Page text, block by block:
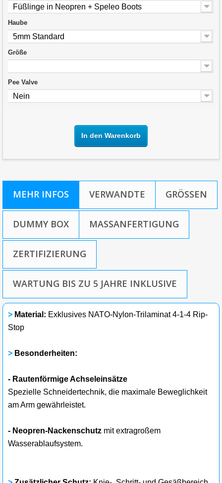
Füßlinge in Neopren + Speleo Boots
Haube
5mm Standard
Größe
Pee Valve
Nein
In den Warenkorb
MEHR INFOS VERWANDTE GRÖSSEN
DUMMY BOX MASSANFERTIGUNG
ZERTIFIZIERUNG
WARTUNG BIS ZU 5 JAHRE INKLUSIVE
> Material: Exklusives NATO-Nylon-Trilaminat 4-1-4 Rip-
Stop
> Besonderheiten:
- Rautenförmige Achseleinsätze
Spezielle Schneidertechnik, die maximale Beweglichkeit
am Arm gewährleistet.
- Neopren-Nackenschutz mit extragroßem
Wasserablaufsystem.